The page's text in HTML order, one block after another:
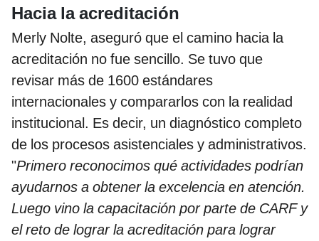
Hacia la acreditación
Merly Nolte, aseguró que el camino hacia la
acreditación no fue sencillo. Se tuvo que
revisar más de 1600 estándares
internacionales y compararlos con la realidad
institucional. Es decir, un diagnóstico completo
de los procesos asistenciales y administrativos.
"Primero reconocimos qué actividades podrían
ayudarnos a obtener la excelencia en atención.
Luego vino la capacitación por parte de CARF y
el reto de lograr la acreditación para lograr